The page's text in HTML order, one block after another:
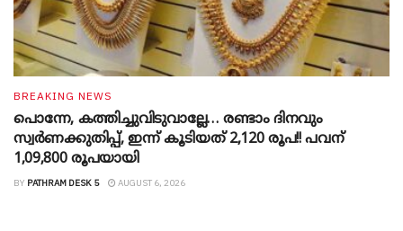
BREAKING NEWS
പൊന്നേ, കത്തിച്ചുവിടുവാല്ലേ… രണ്ടാം ദിനവും
സ്വർണക്കുതിപ്പ്, ഇന്ന് കൂടിയത് 2,120 രൂപ!! പവന്
1,09,800 രൂപയായി
BY PATHRAM DESK 5 AUGUST 6, 2026